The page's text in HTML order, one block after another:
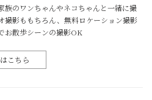
族のワンちゃんやネコちゃんと一緒に撮
撮影ももちろん、無料ロケーション撮影
お散歩シーンの撮影OK
こちら